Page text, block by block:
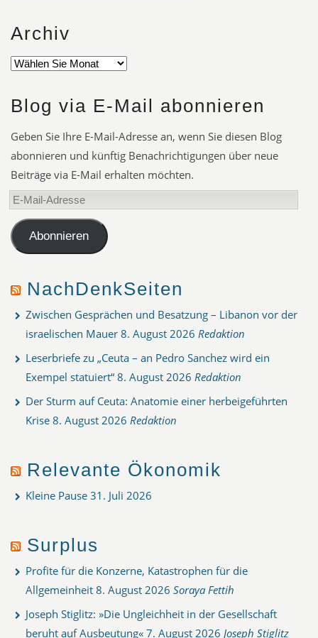
Archiv
Blog via E-Mail abonnieren
Geben Sie Ihre E-Mail-Adresse an, wenn Sie diesen Blog
abonnieren und künftig Benachrichtigungen über neue
Beiträge via E-Mail erhalten möchten.
E-
Mail-
AdresseAbonnieren
NachDenkSeiten
Zwischen Gesprächen und Besatzung – Libanon vor der
israelischen Mauer 8. August 2026 Redaktion
Leserbriefe zu „Ceuta – an Pedro Sanchez wird ein
Exempel statuiert“ 8. August 2026 Redaktion
Der Sturm auf Ceuta: Anatomie einer herbeigeführten
Krise 8. August 2026 Redaktion
Relevante Ökonomik
Kleine Pause 31. Juli 2026
Surplus
Profite für die Konzerne, Katastrophen für die
Allgemeinheit 8. August 2026 Soraya Fettih
Joseph Stiglitz: »Die Ungleichheit in der Gesellschaft
beruht auf Ausbeutung« 7. August 2026 Joseph Stiglitz